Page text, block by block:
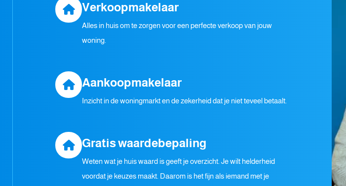
Verkoopmakelaar
Alles in huis om te zorgen voor een perfecte verkoop van jouw
woning.
Aankoopmakelaar
Inzicht in de woningmarkt en de zekerheid dat je niet teveel betaalt.
Gratis waardebepaling
Weten wat je huis waard is geeft je overzicht. Je wilt helderheid
voordat je keuzes maakt. Daarom is het fijn als iemand met je